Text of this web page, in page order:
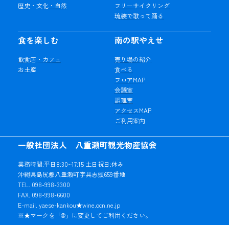
一般社団法人 八重瀬町観光物産協会
業務時間:平日8:30~17:15 土日祝日:休み
沖縄県島尻郡八重瀬町字具志頭659番地
TEL. 098-998-3300
FAX. 098-998-6600
E-mail. yaese-kankou★wine.ocn.ne.jp
※★マークを「@」に変更してご利用ください。
歴史・文化・自然
フリーサイクリング
琉装で歌って踊る
食を楽しむ
飲食店・カフェ
お土産
南の駅やえせ
売り場の紹介
食べる
フロアMAP
会議室
調理室
アクセスMAP
ご利用案内